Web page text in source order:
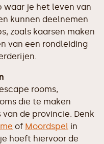
waar je het leven van
kunnen deelnemen
zoals kaarsen maken
van een rondleiding
rooms,
die te maken
de provincie. Denk
of Moordspel in
hoeft hiervoor de